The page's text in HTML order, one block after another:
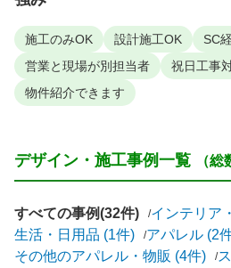
施工のみOK 設計施工OK
SC
営業と現場が別担当者
祝日工事
物件紹介できます
デザイン・施工事例一覧 （総
すべての事例(32件)
インテリア
生活・日用品 (1件)
アパレル (2
その他のアパレル・物販 (4件)